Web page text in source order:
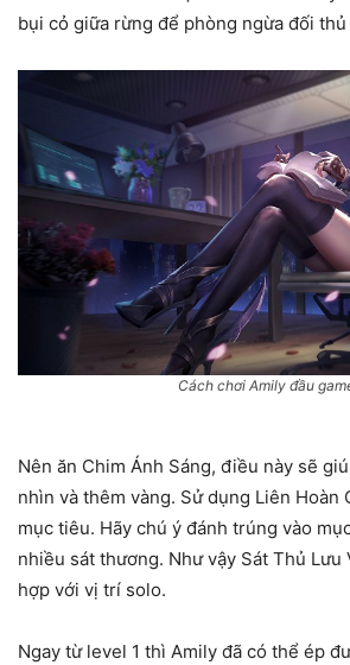
bụi cỏ giữa rừng để phòng ngừa đối
Cách chơi Amily đầu
Nên ăn Chim Ánh Sáng, điều này sẽ
nhìn và thêm vàng. Sử dụng Liên Hoàn
mục tiêu. Hãy chú ý đánh trúng vào
nhiều sát thương. Như vậy Sát Thủ Lưu
hợp với vị trí solo.
Ngay từ level 1 thì Amily đã có thể ép